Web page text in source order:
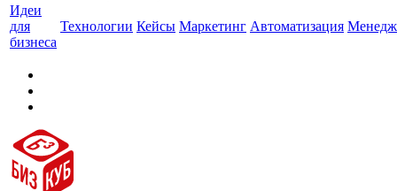
Идеи
для
бизнеса
Технологии Кейсы Маркетинг Автоматизация